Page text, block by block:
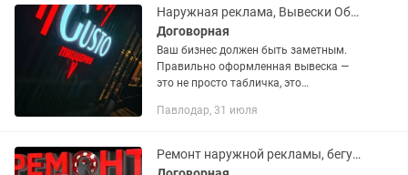
Наружная реклама, Вывески Объемные буквы, , Баннера,
Договорная
Ваш бизнес должен быть заметным.
Правильно оформленная вывеска —
это не просто табличка, это
клиентов 24/7 и формирует доверие к
Мы...
Павлодар, 31 июля
Ремонт наружной рекламы, бегущей строки